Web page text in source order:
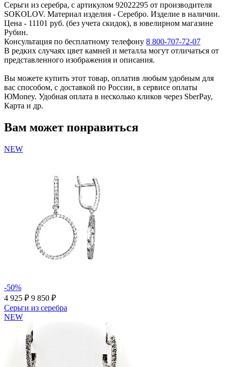
Серьги из серебра, с артикулом 92022295 от производителя
SOKOLOV. Материал изделия - Серебро. Изделие в наличии.
Цена - 11101 руб. (без учета скидок), в ювелирном магазине
Рубин.
Консультация по бесплатному телефону 8 800-707-72-07
В редких случаях цвет камней и металла могут отличаться от
представленного изображения и описания.
Вы можете купить этот товар, оплатив любым удобным для
вас способом, с доставкой по России, в сервисе оплаты
ЮMoney. Удобная оплата в несколько кликов через SberPay,
Карта и др.
Вам может понравиться
NEW
-50%
4 925 ₽ 9 850 ₽
Серьги из серебра
NEW